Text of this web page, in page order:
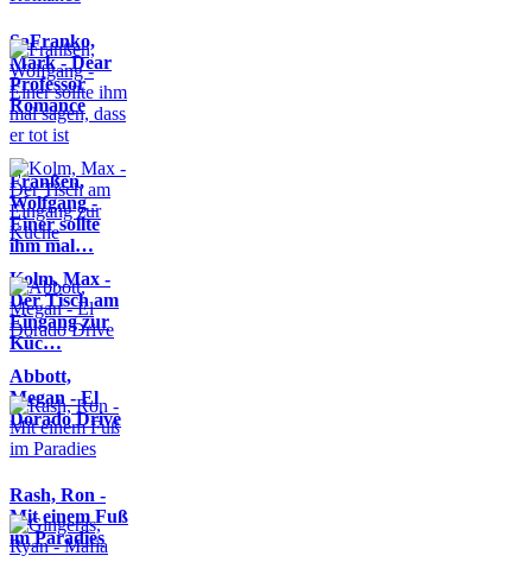
SaFranko,
Mark - Dear
Professor
Romance
Franßen,
Wolfgang -
Einer sollte
ihm mal…
Kolm, Max -
Der Tisch am
Eingang zur
Küc…
Abbott,
Megan - El
Dorado Drive
Rash, Ron -
Mit einem Fuß
im Paradies